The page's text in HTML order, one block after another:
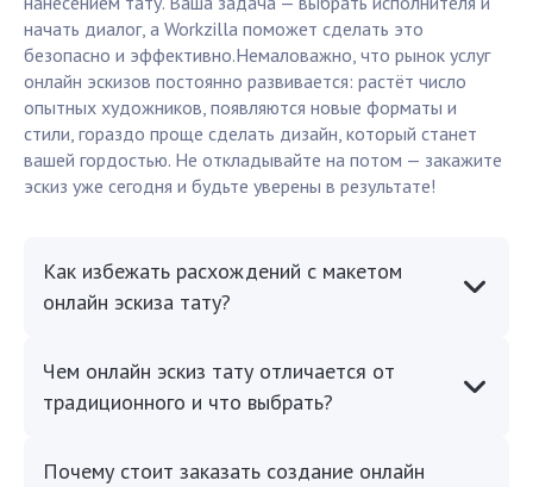
начать диалог, а Workzilla поможет сделать это
безопасно и эффективно.Немаловажно, что рынок услуг
онлайн эскизов постоянно развивается: растёт число
опытных художников, появляются новые форматы и
стили, гораздо проще сделать дизайн, который станет
вашей гордостью. Не откладывайте на потом — закажите
эскиз уже сегодня и будьте уверены в результате!
Как избежать расхождений с макетом
онлайн эскиза тату?
Чем онлайн эскиз тату отличается от
традиционного и что выбрать?
Почему стоит заказать создание онлайн